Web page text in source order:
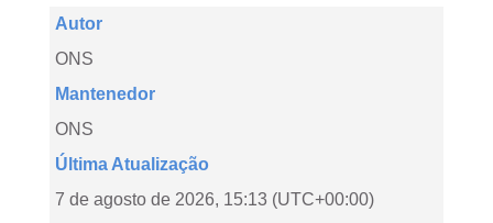
Autor
ONS
Mantenedor
ONS
Última Atualização
7 de agosto de 2026, 15:13 (UTC+00:00)